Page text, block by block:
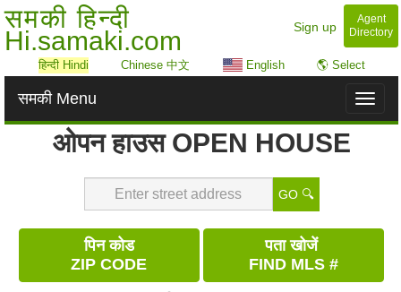
समकी हिन्दी
Hi.samaki.com Sign up
Agent
Directory
हिन्दी Hindi Chinese 中文 English 🌎 Select
Toggle
समकी Menu
ओपन हाउस OPEN HOUSE
GO 🔍
पिन कोड
ZIP CODE
पता खोजें
FIND MLS #